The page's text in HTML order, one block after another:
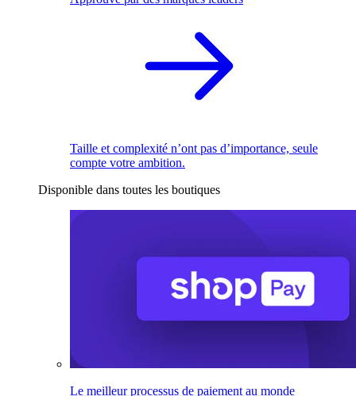
Taille et complexité n’ont pas d’importance, seule
compte votre ambition.
Disponible dans toutes les boutiques
Le meilleur processus de paiement au monde